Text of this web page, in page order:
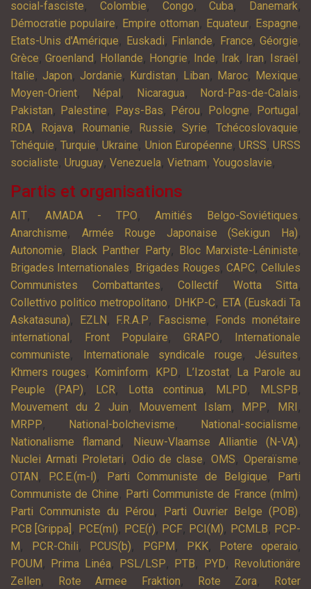
social-fasciste, Colombie, Congo,Cuba, Danemark,
Démocratie populaire, Empire ottoman, Equateur, Espagne,
Etats-Unis d'Amérique, Euskadi, Finlande, France,Géorgie,
Grèce, Groenland , Hollande, Hongrie, Inde, Irak, Iran, Israël ,
Italie, Japon, Jordanie, Kurdistan, Liban, Maroc, Mexique,
Moyen-Orient, Népal , Nicaragua, Nord-Pas-de-Calais,
Pakistan, Palestine, Pays-Bas, Pérou, Pologne, Portugal ,
RDA, Rojava, Roumanie, Russie, Syrie, Tchécoslovaquie,
Tchéquie,Turquie,Ukraine, Union Européenne, URSS,URSS
socialiste, Uruguay, Venezuela, Vietnam, Yougoslavie,
Partis et organisations
AIT, AMADA - TPO,Amitiés Belgo-Soviétiques,
Anarchisme, Armée Rouge Japonaise (Sekigun Ha),
Autonomie, Black Panther Party, Bloc Marxiste-Léniniste,
Brigades Internationales, Brigades Rouges, CAPC,Cellules
Communistes Combattantes, Collectif Wotta Sitta,
Collettivo politico metropolitano, DHKP-C, ETA (Euskadi Ta
Askatasuna), EZLN , F.R.A.P, Fascisme,
Fonds monétaire
international , Front Populaire, GRAPO,
Internationale
communiste, Internationale syndicale rouge, Jésuites,
Khmers rouges, Kominform, KPD, L’Izostat, La Parole au
Peuple (PAP), LCR, Lotta continua, MLPD, MLSPB,
Mouvement du 2 Juin, Mouvement Islam, MPP, MRI ,
MRPP, National-bolchevisme, National-socialisme,
Nationalisme flamand , Nieuw-Vlaamse Alliantie (N-VA),
Nuclei Armati Proletari, Odio de clase,OMS,Operaïsme,
OTAN , P.C.E.(m-l), Parti Communiste de Belgique,
Parti
Communiste de Chine, Parti Communiste de France (mlm),
Parti Communiste du Pérou, Parti Ouvrier Belge (POB),
PCB [Grippa] , PCE(ml), PCE(r), PCF, PCI(M), PCMLB, PCP-
M , PCR-Chili, PCUS(b), PGPM , PKK, Potere operaio,
POUM , Prima Linéa, PSL/LSP, PTB, PYD,
Revolutionäre
Zellen, Rote Armee Fraktion, Rote Zora,
Roter